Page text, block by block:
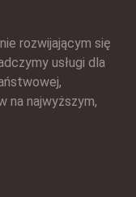
rozwijającym się
usługi dla
na najwyższym,